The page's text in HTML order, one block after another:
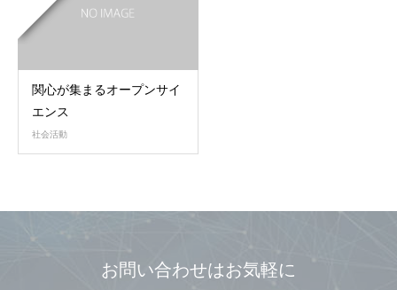
関心が集まるオープンサイ
エンス
社会活動
お問い合わせはお気軽に